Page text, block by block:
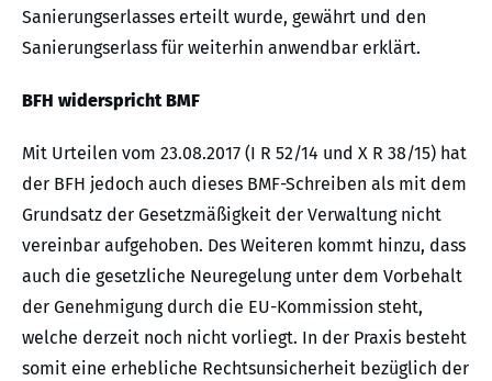
Sanierungserlasses erteilt wurde, gewährt und den
Sanierungserlass für weiterhin anwendbar erklärt.
BFH widerspricht BMF
Mit Urteilen vom 23.08.2017 (I R 52/14 und X R 38/15) hat
der BFH jedoch auch dieses BMF-Schreiben als mit dem
Grundsatz der Gesetzmäßigkeit der Verwaltung nicht
vereinbar aufgehoben. Des Weiteren kommt hinzu, dass
auch die gesetzliche Neuregelung unter dem Vorbehalt
der Genehmigung durch die EU-Kommission steht,
welche derzeit noch nicht vorliegt. In der Praxis besteht
somit eine erhebliche Rechtsunsicherheit bezüglich der